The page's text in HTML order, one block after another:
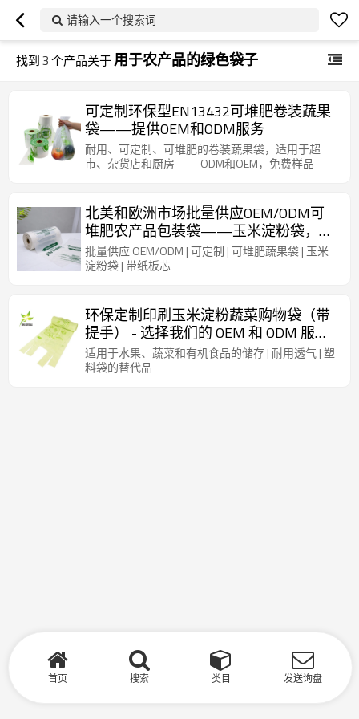
请输入一个搜索词
找到3个产品关于用于农产品的绿色袋子
可定制环保型EN13432可堆肥卷装蔬果
袋——提供OEM和ODM服务
耐用、可定制、可堆肥的卷装蔬果袋，适用于超
市、杂货店和厨房——ODM和OEM，免费样品
北美和欧洲市场批量供应OEM/ODM可
堆肥农产品包装袋——玉米淀粉袋，内
芯为纸板
批量供应 OEM/ODM | 可定制 | 可堆肥蔬果袋 | 玉米
淀粉袋 | 带纸板芯
环保定制印刷玉米淀粉蔬菜购物袋（带
提手） - 选择我们的 OEM 和 ODM 服
务，践行可持续发展理念
适用于水果、蔬菜和有机食品的储存 | 耐用透气 | 塑
料袋的替代品
首页 搜索 类目 发送询盘